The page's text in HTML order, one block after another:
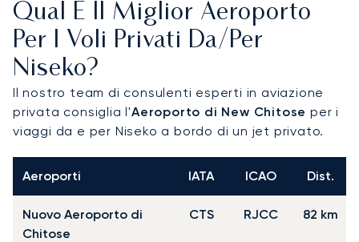
Qual È Il Miglior Aeroporto
Per I Voli Privati Da/per
Niseko?
Il nostro team di consulenti esperti in aviazione
privata consiglia l'Aeroporto di New Chitose per i
viaggi da e per Niseko a bordo di un jet privato.
Aeroporti IATA ICAO Dist.
Nuovo Aeroporto di
Chitose
CTS RJCC 82 km